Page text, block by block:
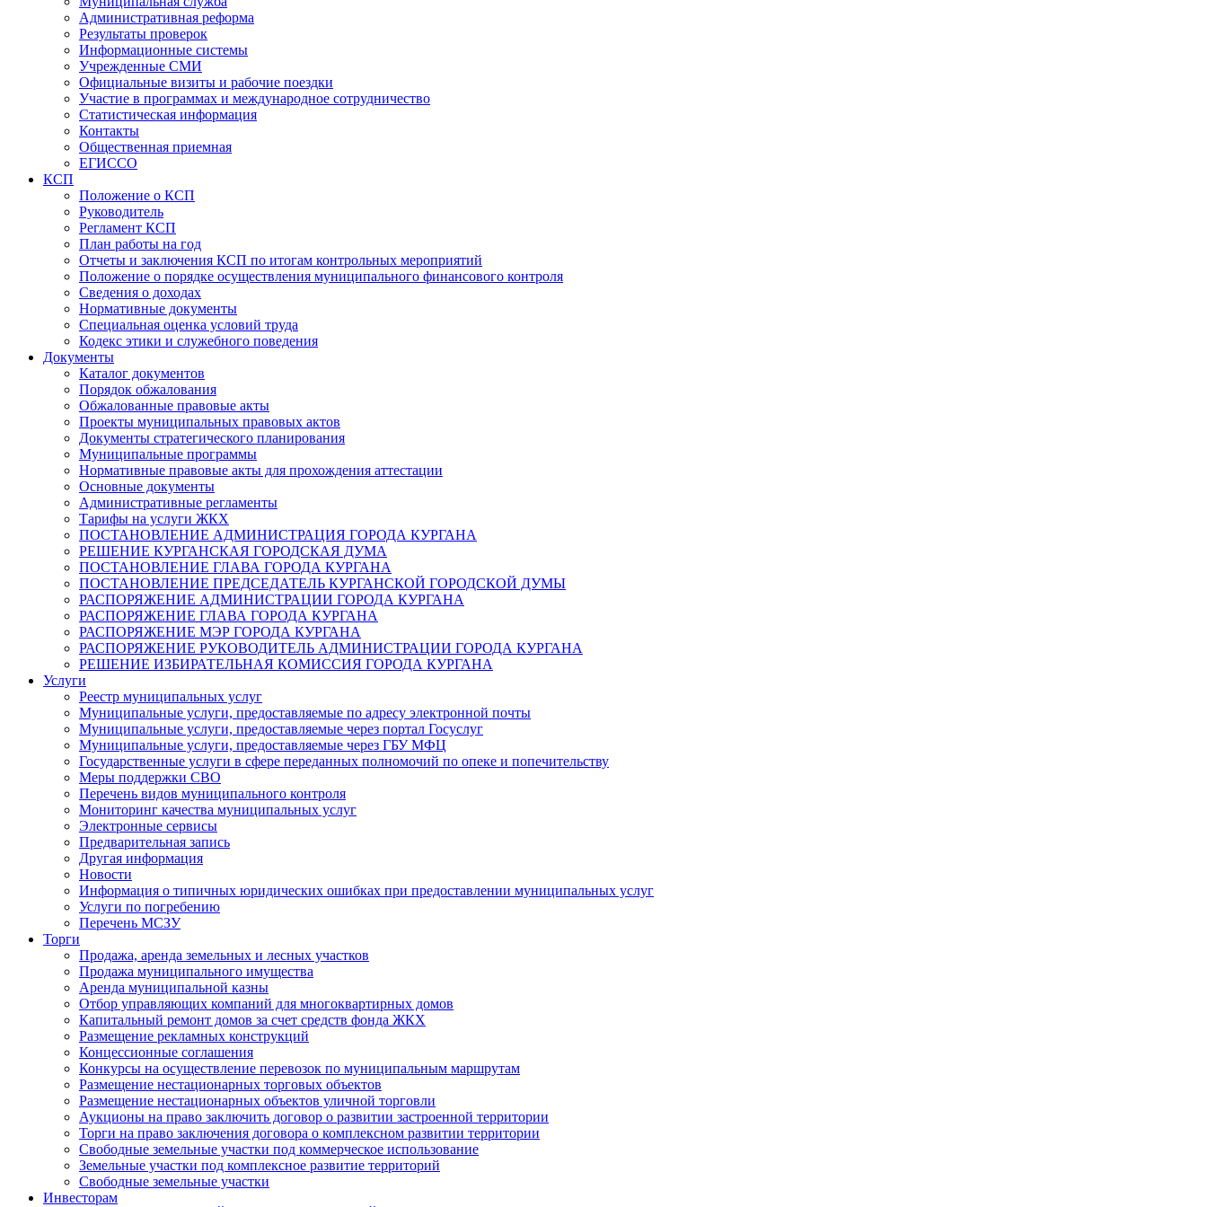
Административная реформа
Результаты проверок
Информационные системы
Учрежденные СМИ
Официальные визиты и рабочие поездки
Участие в программах и международное сотрудничество
Статистическая информация
Контакты
Общественная приемная
ЕГИССО
КСП
Положение о КСП
Руководитель
Регламент КСП
План работы на год
Отчеты и заключения КСП по итогам контрольных мероприятий
Положение о порядке осуществления муниципального финансового контроля
Сведения о доходах
Нормативные документы
Специальная оценка условий труда
Кодекс этики и служебного поведения
Документы
Каталог документов
Порядок обжалования
Обжалованные правовые акты
Проекты муниципальных правовых актов
Документы стратегического планирования
Муниципальные программы
Нормативные правовые акты для прохождения аттестации
Основные документы
Административные регламенты
Тарифы на услуги ЖКХ
ПОСТАНОВЛЕНИЕ АДМИНИСТРАЦИЯ ГОРОДА КУРГАНА
РЕШЕНИЕ КУРГАНСКАЯ ГОРОДСКАЯ ДУМА
ПОСТАНОВЛЕНИЕ ГЛАВА ГОРОДА КУРГАНА
ПОСТАНОВЛЕНИЕ ПРЕДСЕДАТЕЛЬ КУРГАНСКОЙ ГОРОДСКОЙ ДУМЫ
РАСПОРЯЖЕНИЕ АДМИНИСТРАЦИИ ГОРОДА КУРГАНА
РАСПОРЯЖЕНИЕ ГЛАВА ГОРОДА КУРГАНА
РАСПОРЯЖЕНИЕ МЭР ГОРОДА КУРГАНА
РАСПОРЯЖЕНИЕ РУКОВОДИТЕЛЬ АДМИНИСТРАЦИИ ГОРОДА КУРГАНА
РЕШЕНИЕ ИЗБИРАТЕЛЬНАЯ КОМИССИЯ ГОРОДА КУРГАНА
Услуги
Реестр муниципальных услуг
Муниципальные услуги, предоставляемые по адресу электронной почты
Муниципальные услуги, предоставляемые через портал Госуслуг
Муниципальные услуги, предоставляемые через ГБУ МФЦ
Государственные услуги в сфере переданных полномочий по опеке и попечительству
Меры поддержки СВО
Перечень видов муниципального контроля
Мониторинг качества муниципальных услуг
Электронные сервисы
Предварительная запись
Другая информация
Новости
Информация о типичных юридических ошибках при предоставлении муниципальных услуг
Услуги по погребению
Перечень МСЗУ
Торги
Продажа, аренда земельных и лесных участков
Продажа муниципального имущества
Аренда муниципальной казны
Отбор управляющих компаний для многоквартирных домов
Капитальный ремонт домов за счет средств фонда ЖКХ
Размещение рекламных конструкций
Концессионные соглашения
Конкурсы на осуществление перевозок по муниципальным маршрутам
Размещение нестационарных торговых объектов
Размещение нестационарных объектов уличной торговли
Аукционы на право заключить договор о развитии застроенной территории
Торги на право заключения договора о комплексном развитии территории
Свободные земельные участки под коммерческое использование
Земельные участки под комплексное развитие территорий
Свободные земельные участки
Инвесторам